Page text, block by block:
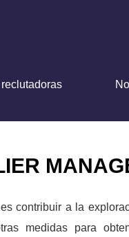
contribuir a la
medidas para